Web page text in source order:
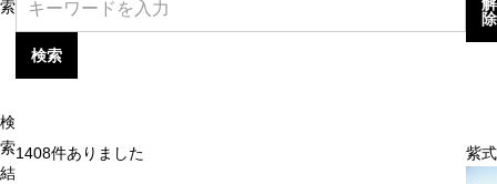
索
検索
除
検
索
結
1408件ありました 紫